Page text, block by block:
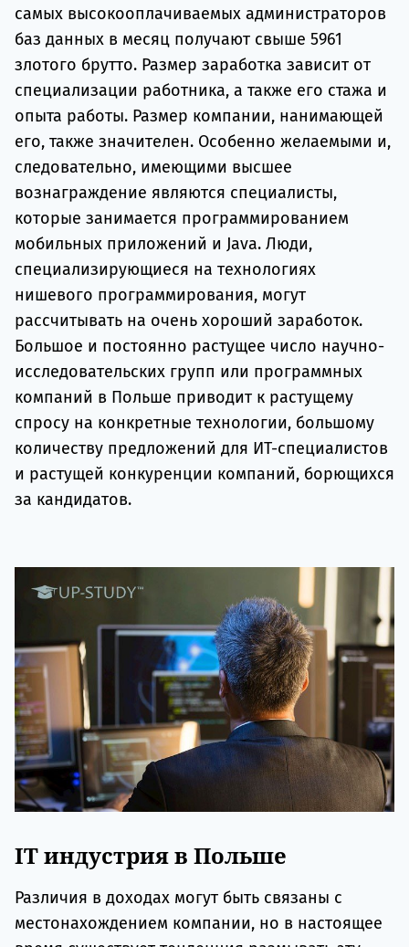
самых высокооплачиваемых администраторов
баз данных в месяц получают свыше 5961
злотого брутто. Размер заработка зависит от
специализации работника, а также его стажа и
опыта работы. Размер компании, нанимающей
его, также значителен. Особенно желаемыми и,
следовательно, имеющими высшее
вознаграждение являются специалисты,
которые занимается программированием
мобильных приложений и Java. Люди,
специализирующиеся на технологиях
нишевого программирования, могут
рассчитывать на очень хороший заработок.
Большое и постоянно растущее число научно-
исследовательских групп или программных
компаний в Польше приводит к растущему
спросу на конкретные технологии, большому
количеству предложений для ИТ-специалистов
и растущей конкуренции компаний, борющихся
за кандидатов.
IT индустрия в Польше
Различия в доходах могут быть связаны с
местонахождением компании, но в настоящее